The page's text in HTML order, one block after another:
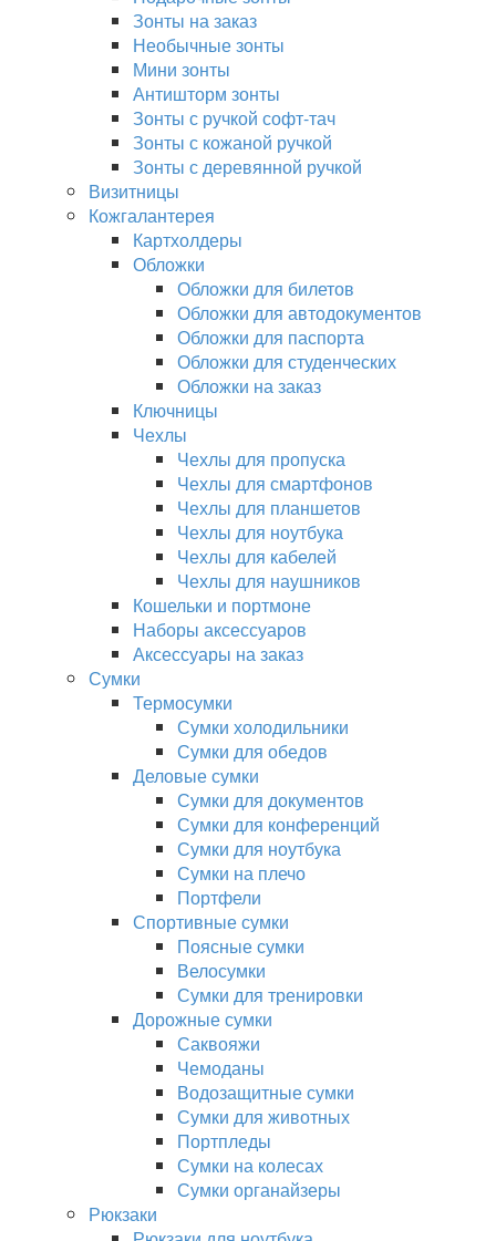
Зонты на заказ
Необычные зонты
Мини зонты
Антишторм зонты
Зонты с ручкой софт-тач
Зонты с кожаной ручкой
Зонты с деревянной ручкой
Визитницы
Кожгалантерея
Картхолдеры
Обложки
Обложки для билетов
Обложки для автодокументов
Обложки для паспорта
Обложки для студенческих
Обложки на заказ
Ключницы
Чехлы
Чехлы для пропуска
Чехлы для смартфонов
Чехлы для планшетов
Чехлы для ноутбука
Чехлы для кабелей
Чехлы для наушников
Кошельки и портмоне
Наборы аксессуаров
Аксессуары на заказ
Сумки
Термосумки
Сумки холодильники
Сумки для обедов
Деловые сумки
Сумки для документов
Сумки для конференций
Сумки для ноутбука
Сумки на плечо
Портфели
Спортивные сумки
Поясные сумки
Велосумки
Сумки для тренировки
Дорожные сумки
Саквояжи
Чемоданы
Водозащитные сумки
Сумки для животных
Портпледы
Сумки на колесах
Сумки органайзеры
Рюкзаки